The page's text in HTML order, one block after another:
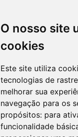
O nosso site
cookies
Este site utiliza
tecnologias de
melhorar sua
navegação para os
propósitos: para
funcionalidade
anúncio
Visualizações
meses
e